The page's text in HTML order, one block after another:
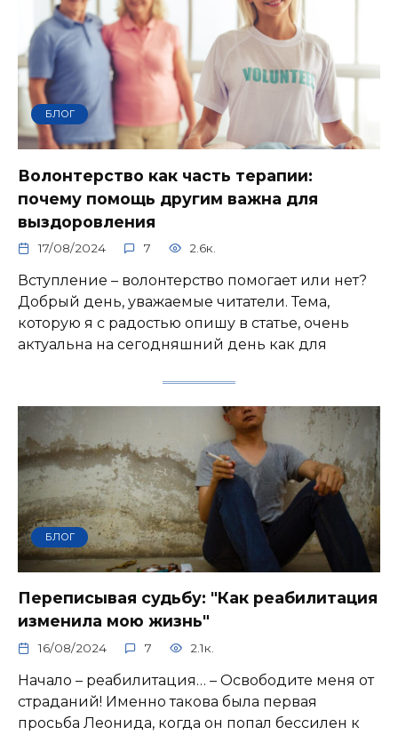
БЛОГ
Волонтерство как часть терапии:
почему помощь другим важна для
выздоровления
17/08/2024 7 2.6к.
Вступление – волонтерство помогает или нет?
Добрый день, уважаемые читатели. Тема,
которую я с радостью опишу в статье, очень
актуальна на сегодняшний день как для
БЛОГ
Переписывая судьбу: "Как реабилитация
изменила мою жизнь"
16/08/2024 7 2.1к.
Начало – реабилитация… – Освободите меня от
страданий! Именно такова была первая
просьба Леонида, когда он попал бессилен к